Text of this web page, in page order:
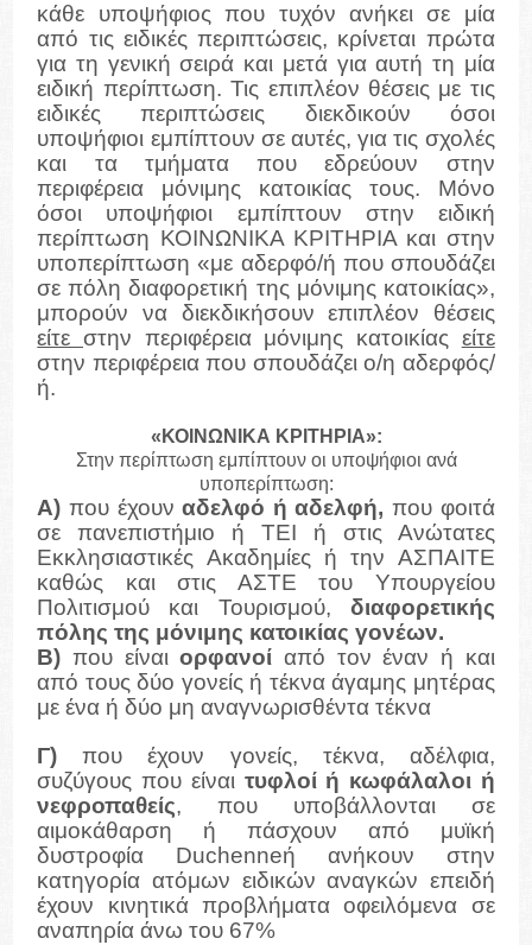
κάθε υποψήφιος που τυχόν ανήκει σε μία
από τις ειδικές περιπτώσεις, κρίνεται πρώτα
για τη γενική σειρά και μετά για αυτή τη μία
ειδική περίπτωση. Τις επιπλέον θέσεις με τις
ειδικές περιπτώσεις διεκδικούν όσοι
υποψήφιοι εμπίπτουν σε αυτές, για τις σχολές
και τα τμήματα που εδρεύουν στην
περιφέρεια μόνιμης κατοικίας τους. Μόνο
όσοι υποψήφιοι εμπίπτουν στην ειδική
περίπτωση ΚΟΙΝΩΝΙΚΑ ΚΡΙΤΗΡΙΑ και στην
υποπερίπτωση «με αδερφό/ή που σπουδάζει
σε πόλη διαφορετική της μόνιμης κατοικίας»,
μπορούν να διεκδικήσουν επιπλέον θέσεις
είτεστην περιφέρεια μόνιμης κατοικίας είτε
στην περιφέρεια που σπουδάζει ο/η αδερφός/
ή.
«ΚΟΙΝΩΝΙΚΑ ΚΡΙΤΗΡΙΑ»:
Στην περίπτωση εμπίπτουν οι υποψήφιοι ανά
υποπερίπτωση:
Α) που έχουναδελφό ή αδελφή, που φοιτά
σε πανεπιστήμιο ή ΤΕΙ ή στις Ανώτατες
Εκκλησιαστικές Ακαδημίες ή την ΑΣΠΑΙΤΕ
καθώς και στις ΑΣΤΕ του Υπουργείου
Πολιτισμού και Τουρισμού, διαφορετικής
πόλης της μόνιμης κατοικίας γονέων.
Β) που είναιορφανοίαπό τον έναν ή και
από τους δύο γονείς ή τέκνα άγαμης μητέρας
με ένα ή δύο μη αναγνωρισθέντα τέκνα
Γ) που έχουν γονείς, τέκνα, αδέλφια,
συζύγους που είναι τυφλοί ή κωφάλαλοι ή
νεφροπαθείς, που υποβάλλονται σε
αιμοκάθαρση ή πάσχουν από μυϊκή
δυστροφία Duchenneή ανήκουν στην
κατηγορία ατόμων ειδικών αναγκών επειδή
έχουν κινητικά προβλήματα οφειλόμενα σε
αναπηρία άνω του 67%